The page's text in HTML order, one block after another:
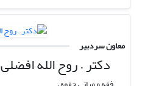
معاون سردبیر
دکتر . روح الله افضلی